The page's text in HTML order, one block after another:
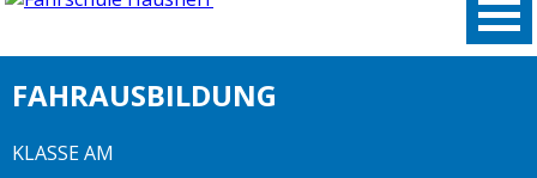
FAHRAUSBILDUNG
KLASSE AM